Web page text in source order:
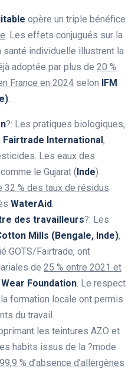
opère un triple bénéfice
. Les effets conjugués sur la
individuelle illustrent la
adoptée par plus de 20 %
France en 2024 selon IFM
?: Les pratiques biologiques,
Fairtrade International,
Les eaux des
le Gujarat (Inde)
32 % des taux de résidus
WaterAid
des travailleurs?: Les
Mills (Bengale, Inde),
GOTS/Fairtrade, ont
de 25 % entre 2021 et
Foundation . Le respect
formation locale ont permis
du travail.
les teintures AZO et
habits issus de la ?mode
99,9 % d’absence d’allergènes